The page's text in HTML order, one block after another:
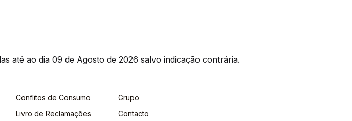
até ao dia 09 de Agosto de 2026 salvo indicação contrária.
Conflitos de Consumo
Livro de Reclamações
Grupo
Contacto